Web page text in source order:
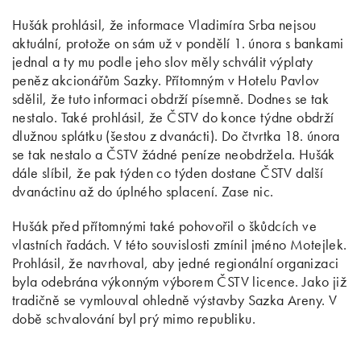
Hušák prohlásil, že informace Vladimíra Srba nejsou
aktuální, protože on sám už v pondělí 1. února s bankami
jednal a ty mu podle jeho slov měly schválit výplaty
peněz akcionářům Sazky. Přítomným v Hotelu Pavlov
sdělil, že tuto informaci obdrží písemně. Dodnes se tak
nestalo. Také prohlásil, že ČSTV do konce týdne obdrží
dlužnou splátku (šestou z dvanácti). Do čtvrtka 18. února
se tak nestalo a ČSTV žádné peníze neobdržela. Hušák
dále slíbil, že pak týden co týden dostane ČSTV další
dvanáctinu až do úplného splacení. Zase nic.
Hušák před přítomnými také pohovořil o škůdcích ve
vlastních řadách. V této souvislosti zmínil jméno Motejlek.
Prohlásil, že navrhoval, aby jedné regionální organizaci
byla odebrána výkonným výborem ČSTV licence. Jako již
tradičně se vymlouval ohledně výstavby Sazka Areny. V
době schvalování byl prý mimo republiku.